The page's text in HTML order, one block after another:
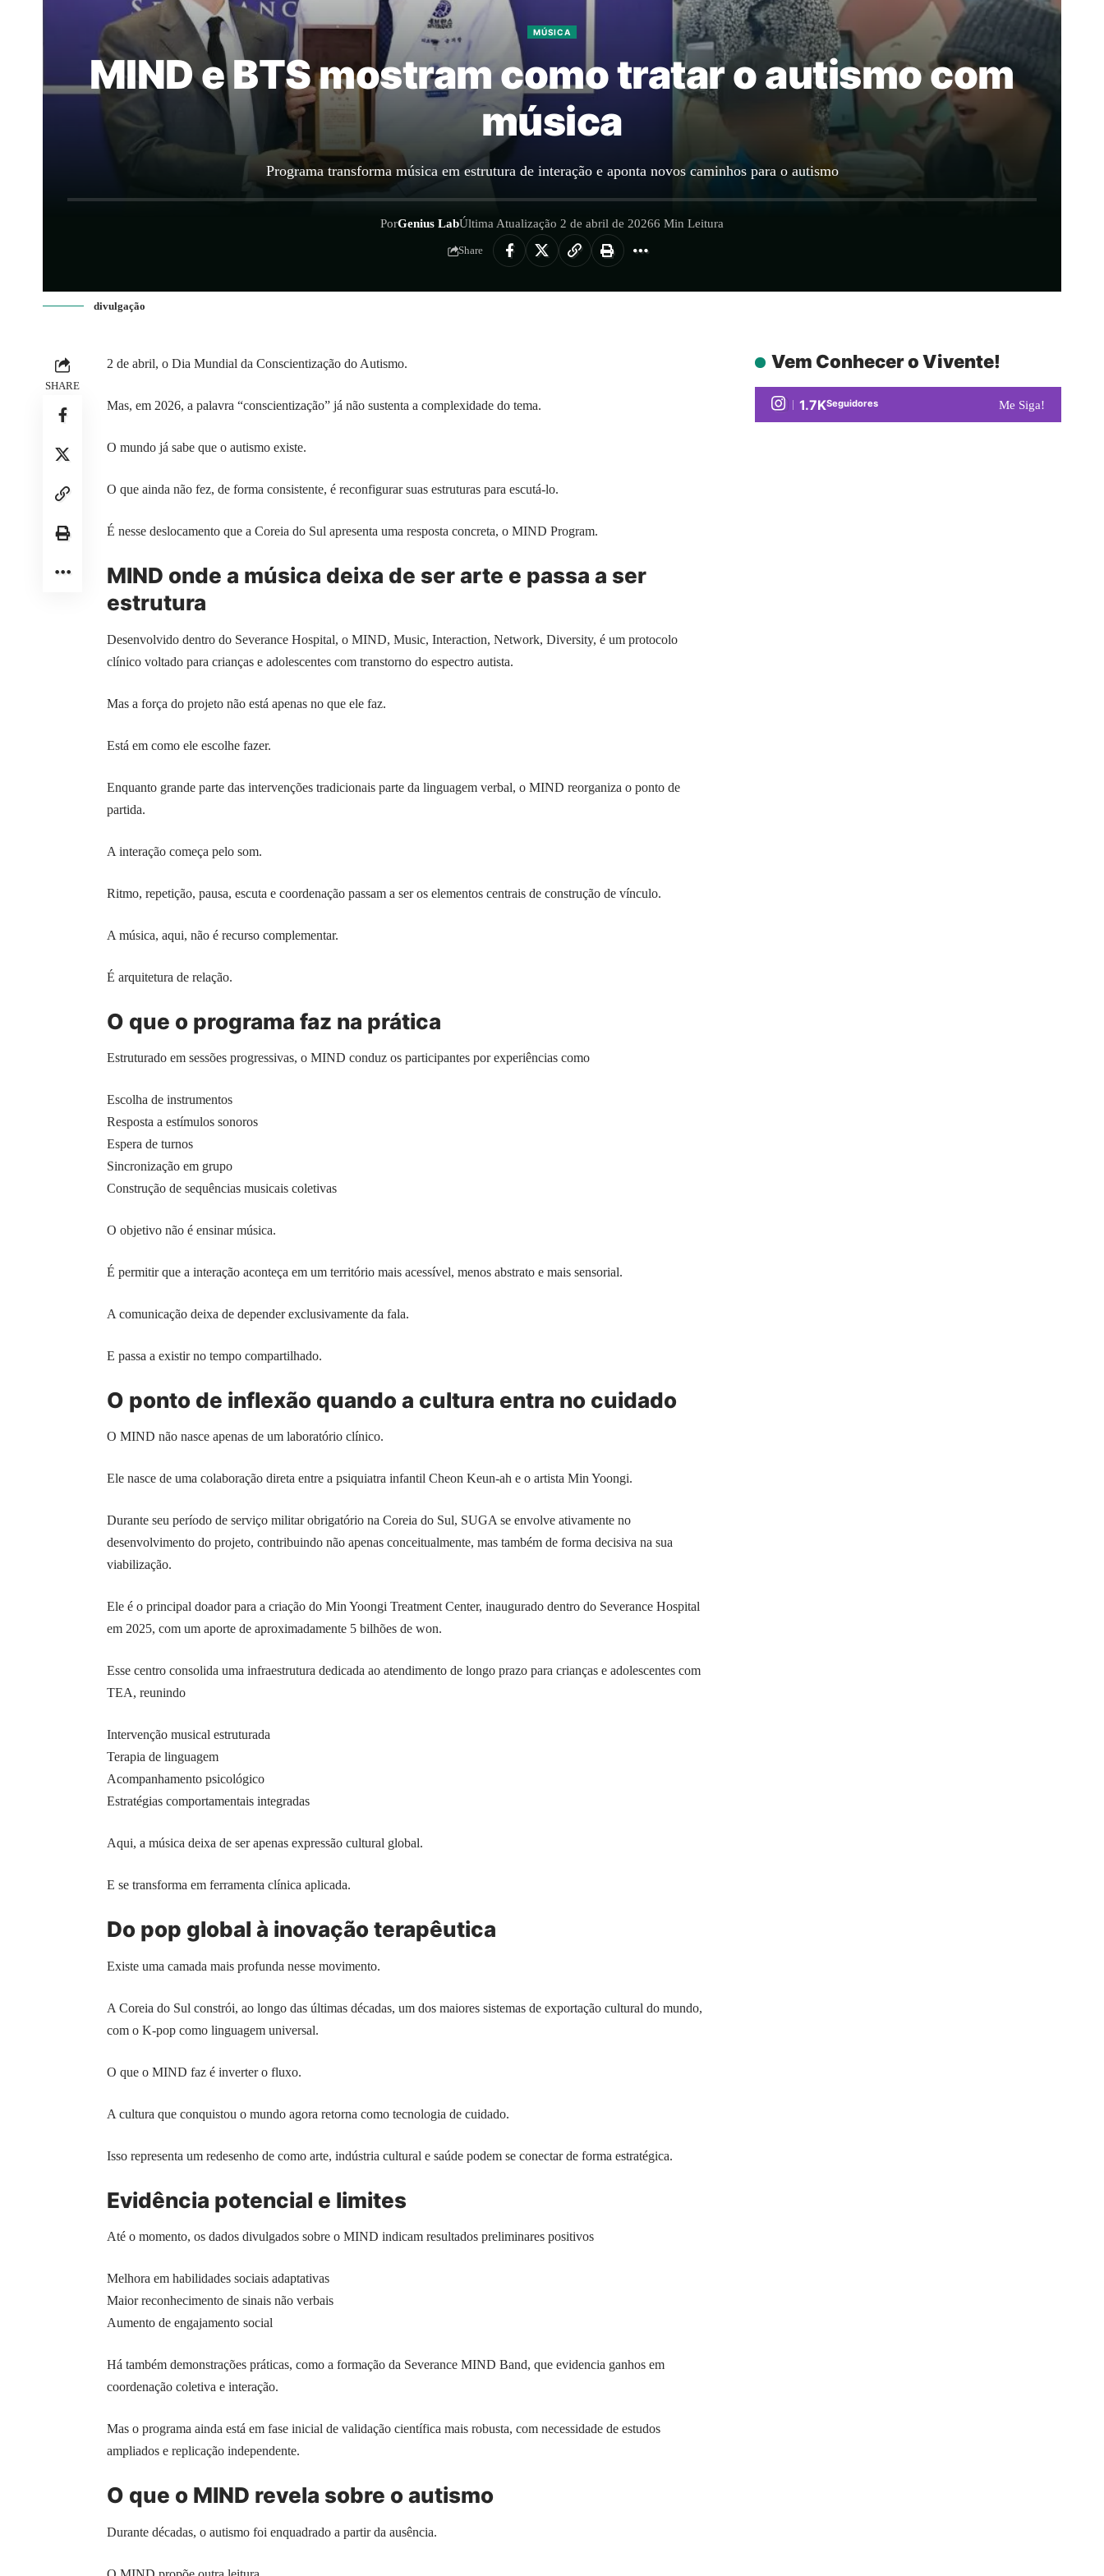
MÚSICA
MIND e BTS mostram como tratar o autismo com
música
Programa transforma música em estrutura de interação e aponta novos caminhos para o autismo
PorGenius LabÚltima Atualização 2 de abril de 20266 Min Leitura
Share
divulgação
SHARE
2 de abril, o Dia Mundial da Conscientização do Autismo.
Mas, em 2026, a palavra “conscientização” já não sustenta a complexidade do tema.
O mundo já sabe que o autismo existe.
O que ainda não fez, de forma consistente, é reconfigurar suas estruturas para escutá-lo.
É nesse deslocamento que a Coreia do Sul apresenta uma resposta concreta, o MIND Program.
MIND onde a música deixa de ser arte e passa a ser
estrutura
Desenvolvido dentro do Severance Hospital, o MIND, Music, Interaction, Network, Diversity, é um protocolo
clínico voltado para crianças e adolescentes com transtorno do espectro autista.
Mas a força do projeto não está apenas no que ele faz.
Está em como ele escolhe fazer.
Enquanto grande parte das intervenções tradicionais parte da linguagem verbal, o MIND reorganiza o ponto de
partida.
A interação começa pelo som.
Ritmo, repetição, pausa, escuta e coordenação passam a ser os elementos centrais de construção de vínculo.
A música, aqui, não é recurso complementar.
É arquitetura de relação.
O que o programa faz na prática
Estruturado em sessões progressivas, o MIND conduz os participantes por experiências como
Escolha de instrumentos
Resposta a estímulos sonoros
Espera de turnos
Sincronização em grupo
Construção de sequências musicais coletivas
O objetivo não é ensinar música.
É permitir que a interação aconteça em um território mais acessível, menos abstrato e mais sensorial.
A comunicação deixa de depender exclusivamente da fala.
E passa a existir no tempo compartilhado.
O ponto de inflexão quando a cultura entra no cuidado
O MIND não nasce apenas de um laboratório clínico.
Ele nasce de uma colaboração direta entre a psiquiatra infantil Cheon Keun-ah e o artista Min Yoongi.
Durante seu período de serviço militar obrigatório na Coreia do Sul, SUGA se envolve ativamente no
desenvolvimento do projeto, contribuindo não apenas conceitualmente, mas também de forma decisiva na sua
viabilização.
Ele é o principal doador para a criação do Min Yoongi Treatment Center, inaugurado dentro do Severance Hospital
em 2025, com um aporte de aproximadamente 5 bilhões de won.
Esse centro consolida uma infraestrutura dedicada ao atendimento de longo prazo para crianças e adolescentes com
TEA, reunindo
Intervenção musical estruturada
Terapia de linguagem
Acompanhamento psicológico
Estratégias comportamentais integradas
Aqui, a música deixa de ser apenas expressão cultural global.
E se transforma em ferramenta clínica aplicada.
Do pop global à inovação terapêutica
Existe uma camada mais profunda nesse movimento.
A Coreia do Sul constrói, ao longo das últimas décadas, um dos maiores sistemas de exportação cultural do mundo,
com o K-pop como linguagem universal.
O que o MIND faz é inverter o fluxo.
A cultura que conquistou o mundo agora retorna como tecnologia de cuidado.
Isso representa um redesenho de como arte, indústria cultural e saúde podem se conectar de forma estratégica.
Evidência potencial e limites
Até o momento, os dados divulgados sobre o MIND indicam resultados preliminares positivos
Melhora em habilidades sociais adaptativas
Maior reconhecimento de sinais não verbais
Aumento de engajamento social
Há também demonstrações práticas, como a formação da Severance MIND Band, que evidencia ganhos em
coordenação coletiva e interação.
Mas o programa ainda está em fase inicial de validação científica mais robusta, com necessidade de estudos
ampliados e replicação independente.
O que o MIND revela sobre o autismo
Durante décadas, o autismo foi enquadrado a partir da ausência.
Vem Conhecer o Vivente!
1.7KSeguidores Me Siga!